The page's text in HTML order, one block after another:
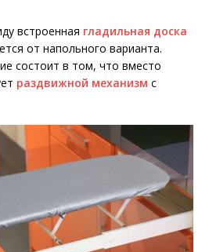
встроенная гладильная доска
от напольного варианта.
состоит в том, что вместо
раздвижной механизм с